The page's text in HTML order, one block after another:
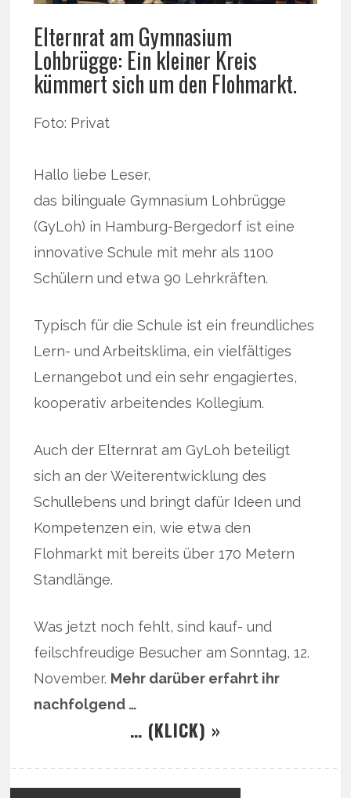
Elternrat am Gymnasium
Lohbrügge: Ein kleiner Kreis
kümmert sich um den Flohmarkt.
Foto: Privat
Hallo liebe Leser,
das bilinguale Gymnasium Lohbrügge
(GyLoh) in Hamburg-Bergedorf ist eine
innovative Schule mit mehr als 1100
Schülern und etwa 90 Lehrkräften.
Typisch für die Schule ist ein freundliches
Lern- und Arbeitsklima, ein vielfältiges
Lernangebot und ein sehr engagiertes,
kooperativ arbeitendes Kollegium.
Auch der Elternrat am GyLoh beteiligt
sich an der Weiterentwicklung des
Schullebens und bringt dafür Ideen und
Kompetenzen ein, wie etwa den
Flohmarkt mit bereits über 170 Metern
Standlänge.
Was jetzt noch fehlt, sind kauf- und
feilschfreudige Besucher am Sonntag, 12.
November. Mehr darüber erfahrt ihr
nachfolgend …
… (KLICK) »